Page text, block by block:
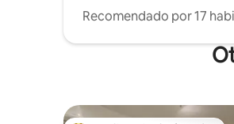
Recomendado por 17